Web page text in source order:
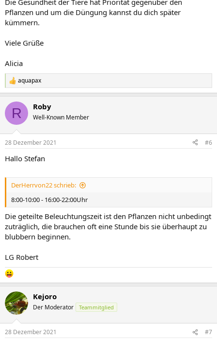
Die Gesundheit der Tiere hat Priorität gegenüber den
Pflanzen und um die Düngung kannst du dich später
kümmern.
Viele Grüße
Alicia
R
e
k
i
e
:
aquapax
R Roby
Well-Known Member
28 Dezember 2021 #6
Hallo Stefan
DerHerrvon22 schrieb:
8:00-10:00 - 16:00-22:00Uhr
Die geteilte Beleuchtungszeit ist den Pflanzen nicht unbedingt
zuträglich, die brauchen oft eine Stunde bis sie überhaupt zu
blubbern beginnen.
LG Robert
Kejoro
Der Moderator Teammitglied
28 Dezember 2021 #7